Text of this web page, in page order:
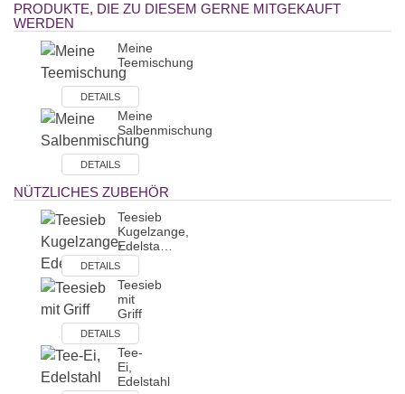
PRODUKTE, DIE ZU DIESEM GERNE MITGEKAUFT
WERDEN
Meine
Teemischung
DETAILS
Meine
Salbenmischung
DETAILS
NÜTZLICHES ZUBEHÖR
Teesieb
Kugelzange,
Edelsta…
DETAILS
Teesieb
mit
Griff
DETAILS
Tee-
Ei,
Edelstahl